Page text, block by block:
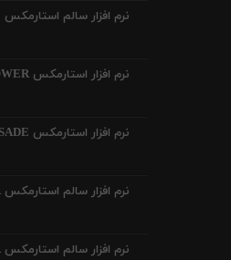
نرم افزار سالم استارمکس A20
نرم افزار استارمکس A30 POWER
نرم افزار استارمکس A30 SADE
نرم افزار سالم استارمکس X100 SUPER
نرم افزار سالم استارمکس X20 SUPER